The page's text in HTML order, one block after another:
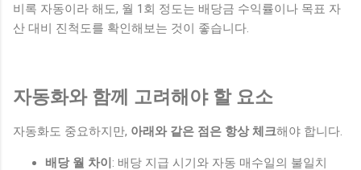
비록 자동이라 해도, 월 1회 정도는 배당금 수익률이나 목표 자
산 대비 진척도를 확인해보는 것이 좋습니다.
자동화와 함께 고려해야 할 요소
자동화도 중요하지만, 아래와 같은 점은 항상 체크해야 합니다.
배당 월 차이 : 배당 지급 시기와 자동 매수일의 불일치